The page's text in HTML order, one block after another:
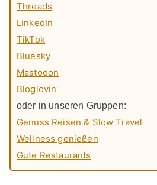
Threads
LinkedIn
TikTok
Bluesky
Mastodon
Bloglovin'
oder in unseren Gruppen:
Genuss Reisen & Slow Travel
Wellness genießen
Gute Restaurants